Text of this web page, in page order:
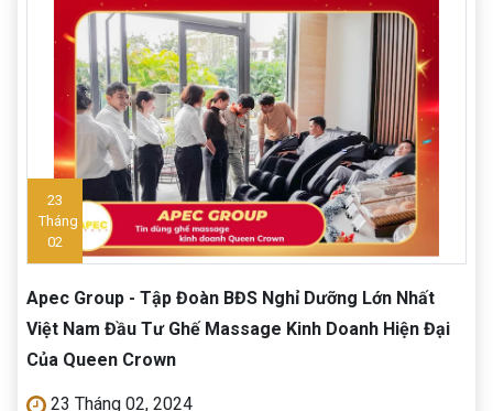
23
Tháng
02
Apec Group - Tập Đoàn BĐS Nghỉ Dưỡng Lớn Nhất
Việt Nam Đầu Tư Ghế Massage Kinh Doanh Hiện Đại
Của Queen Crown
23 Tháng 02, 2024